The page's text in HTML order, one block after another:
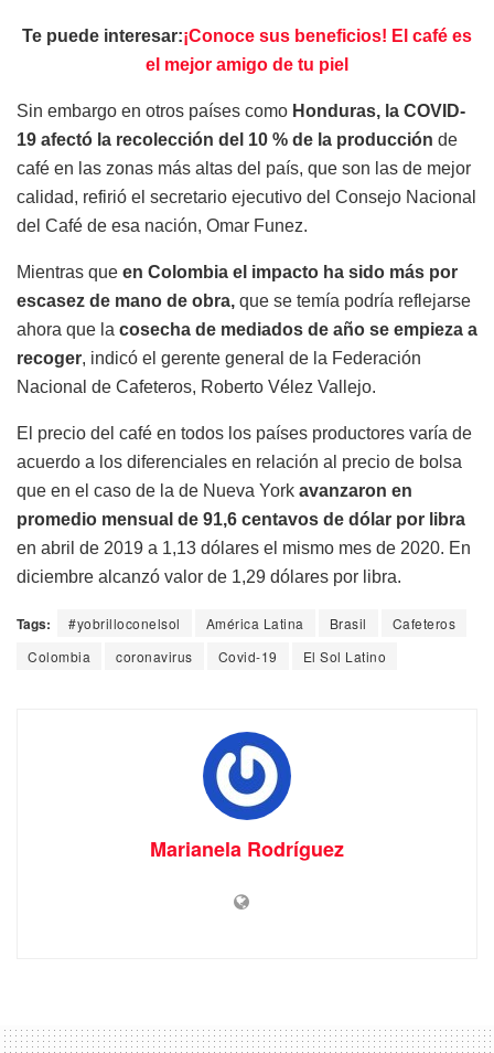
Te puede interesar:¡Conoce sus beneficios! El café es
el mejor amigo de tu piel
Sin embargo en otros países como Honduras, la COVID-
19 afectó la recolección del 10 % de la producción de
café en las zonas más altas del país, que son las de mejor
calidad, refirió el secretario ejecutivo del Consejo Nacional
del Café de esa nación, Omar Funez.
Mientras que en Colombia el impacto ha sido más por
escasez de mano de obra, que se temía podría reflejarse
ahora que la cosecha de mediados de año se empieza a
recoger, indicó el gerente general de la Federación
Nacional de Cafeteros, Roberto Vélez Vallejo.
El precio del café en todos los países productores varía de
acuerdo a los diferenciales en relación al precio de bolsa
que en el caso de la de Nueva York avanzaron en
promedio mensual de 91,6 centavos de dólar por libra
en abril de 2019 a 1,13 dólares el mismo mes de 2020. En
diciembre alcanzó valor de 1,29 dólares por libra.
Tags: #yobrilloconelsol América Latina Brasil
Cafeteros
Colombia
coronavirus Covid-19 El Sol Latino
Marianela Rodríguez